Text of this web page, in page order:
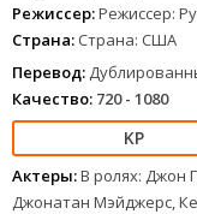
Режиссер:Режиссер:
Страна: Страна: США
Перевод:
Качество: 720 - 1080
Актеры:В ролях: Джон
Джонатан Мэйджерс,